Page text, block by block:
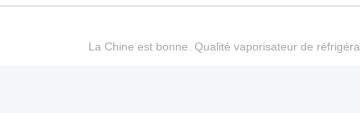
La Chine est bonne. Qualité vaporisateur de